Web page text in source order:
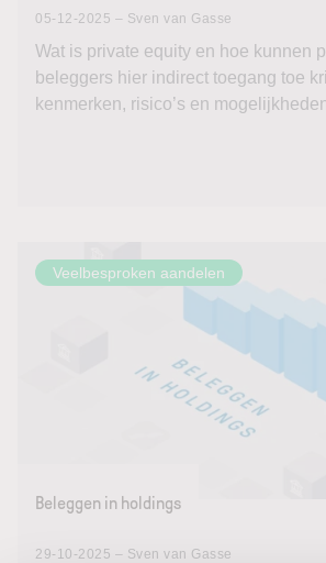
05-12-2025 – Sven van Gasse
Wat is private equity en hoe kunnen
beleggers hier indirect toegang toe
kenmerken, risico’s en
Veelbesproken aandelen
Beleggen in holdings
29-10-2025 – Sven van Gasse